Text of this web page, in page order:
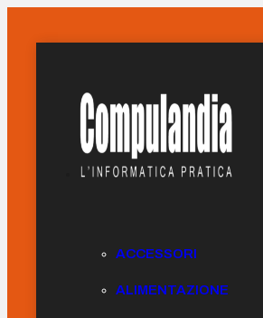
ACCESSORI
ALIMENTAZIONE